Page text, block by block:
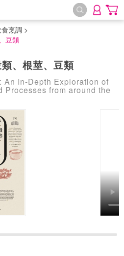
烹調 >
豆類
、根莖、豆類
An In-Depth Exploration of
Processes from around the